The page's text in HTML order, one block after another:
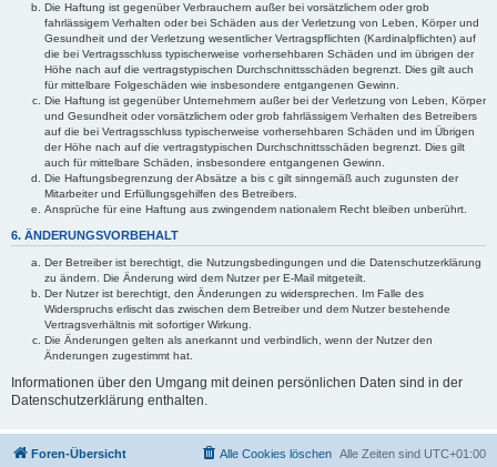
Die Haftung ist gegenüber Verbrauchern außer bei vorsätzlichem oder grob
fahrlässigem Verhalten oder bei Schäden aus der Verletzung von Leben, Körper und
Gesundheit und der Verletzung wesentlicher Vertragspflichten (Kardinalpflichten) auf
die bei Vertragsschluss typischerweise vorhersehbaren Schäden und im übrigen der
Höhe nach auf die vertragstypischen Durchschnittsschäden begrenzt. Dies gilt auch
für mittelbare Folgeschäden wie insbesondere entgangenen Gewinn.
Die Haftung ist gegenüber Unternehmern außer bei der Verletzung von Leben, Körper
und Gesundheit oder vorsätzlichem oder grob fahrlässigem Verhalten des Betreibers
auf die bei Vertragsschluss typischerweise vorhersehbaren Schäden und im Übrigen
der Höhe nach auf die vertragstypischen Durchschnittsschäden begrenzt. Dies gilt
auch für mittelbare Schäden, insbesondere entgangenen Gewinn.
Die Haftungsbegrenzung der Absätze a bis c gilt sinngemäß auch zugunsten der
Mitarbeiter und Erfüllungsgehilfen des Betreibers.
Ansprüche für eine Haftung aus zwingendem nationalem Recht bleiben unberührt.
6. ÄNDERUNGSVORBEHALT
Der Betreiber ist berechtigt, die Nutzungsbedingungen und die Datenschutzerklärung
zu ändern. Die Änderung wird dem Nutzer per E-Mail mitgeteilt.
Der Nutzer ist berechtigt, den Änderungen zu widersprechen. Im Falle des
Widerspruchs erlischt das zwischen dem Betreiber und dem Nutzer bestehende
Vertragsverhältnis mit sofortiger Wirkung.
Die Änderungen gelten als anerkannt und verbindlich, wenn der Nutzer den
Änderungen zugestimmt hat.
Informationen über den Umgang mit deinen persönlichen Daten sind in der
Datenschutzerklärung enthalten.
Foren-Übersicht Alle Zeiten sind UTC+01:00
Alle Cookies löschen